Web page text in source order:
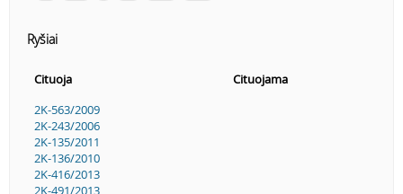
Ryšiai
Cituoja
Cituojama
2K-563/2009
2K-243/2006
2K-135/2011
2K-136/2010
2K-416/2013
2K-491/2013